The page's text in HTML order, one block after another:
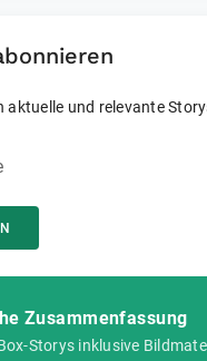
aktuelle und relevante
Zusammenfassung
Storys inklusive